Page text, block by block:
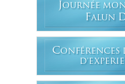
JOURNÉE
FALUN
CONFÉRENCES